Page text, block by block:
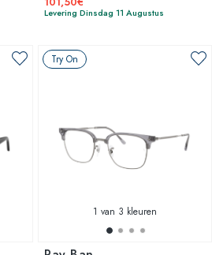
Levering Dinsdag 11 Augustus
Try On
1 van 3 kleuren